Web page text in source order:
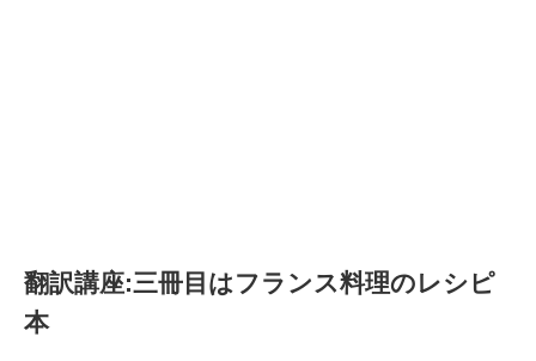
翻訳講座:三冊目はフランス料理のレシピ
本